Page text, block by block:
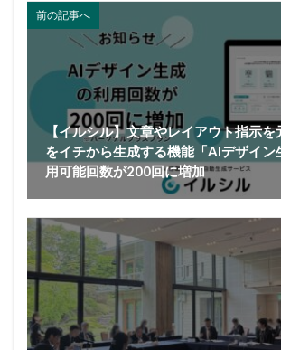
前の記事へ
【イルシル】文章やレイアウト指示を
をイチから生成する機能「AIデザイン
用可能回数が200回に増加